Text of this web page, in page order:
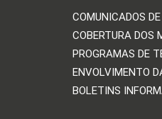
COMUNICADOS
COBERTURA DOS
PROGRAMAS DE
ENVOLVIMENTO
BOLETINS